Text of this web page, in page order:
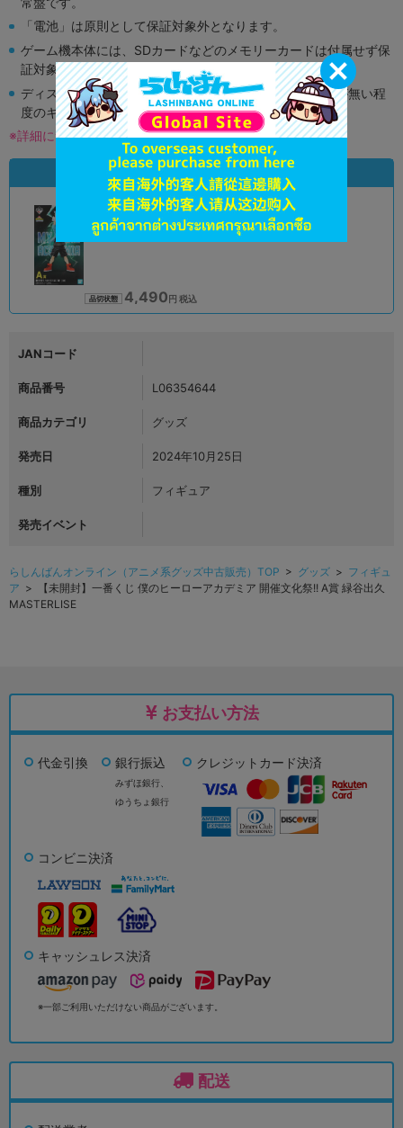
「電池」は原則として保証対象外となります。
ゲーム機本体には、SDカードなどのメモリーカードは付属せず保
証対象外となります。
ディスク類の読み取り面のキズに関しまして再生に支障が無い程
度のキズがある場合がございます。
※詳細につきましてはコチラ
状態違いの同一商品
状態 :
品切状態 4,490 円 税込
JANコード
商品番号 L06354644
商品カテゴリ グッズ
発売日 2024年10月25日
種別 フィギュア
発売イベント
らしんばんオンライン（アニメ系グッズ中古販売）TOP > グッズ > フィギュ
ア > 【未開封】一番くじ 僕のヒーローアカデミア 開催文化祭!! A賞 緑谷出久
MASTERLISE
お支払い方法
代金引換 銀行振込
みずほ銀行、
ゆうちょ銀行
クレジットカード決済
コンビニ決済
キャッシュレス決済
※一部ご利用いただけない商品がございます。
配送